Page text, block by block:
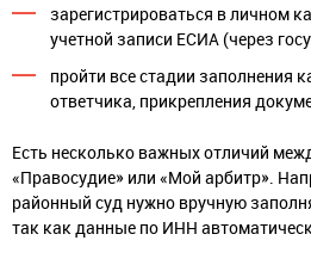
зарегистрироваться в личном
учетной записи ЕСИА (через
пройти все стадии заполнения
ответчика, прикрепления
Есть несколько важных отличий
«Правосудие» или «Мой арбитр».
районный суд нужно вручную
так как данные по ИНН